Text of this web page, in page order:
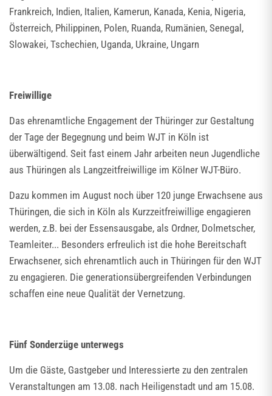
Frankreich, Indien, Italien, Kamerun, Kanada, Kenia, Nigeria,
Österreich, Philippinen, Polen, Ruanda, Rumänien, Senegal,
Slowakei, Tschechien, Uganda, Ukraine, Ungarn
Freiwillige
Das ehrenamtliche Engagement der Thüringer zur Gestaltung
der Tage der Begegnung und beim WJT in Köln ist
überwältigend. Seit fast einem Jahr arbeiten neun Jugendliche
aus Thüringen als Langzeitfreiwillige im Kölner WJT-Büro.
Dazu kommen im August noch über 120 junge Erwachsene aus
Thüringen, die sich in Köln als Kurzzeitfreiwillige engagieren
werden, z.B. bei der Essensausgabe, als Ordner, Dolmetscher,
Teamleiter... Besonders erfreulich ist die hohe Bereitschaft
Erwachsener, sich ehrenamtlich auch in Thüringen für den WJT
zu engagieren. Die generationsübergreifenden Verbindungen
schaffen eine neue Qualität der Vernetzung.
Fünf Sonderzüge unterwegs
Um die Gäste, Gastgeber und Interessierte zu den zentralen
Veranstaltungen am 13.08. nach Heiligenstadt und am 15.08.